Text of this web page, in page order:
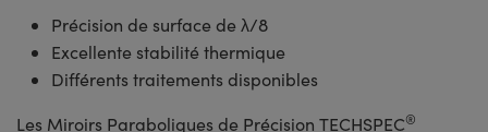
Précision de surface de λ/8
Excellente stabilité thermique
Différents traitements disponibles
Les Miroirs Paraboliques de Précision TECHSPEC®